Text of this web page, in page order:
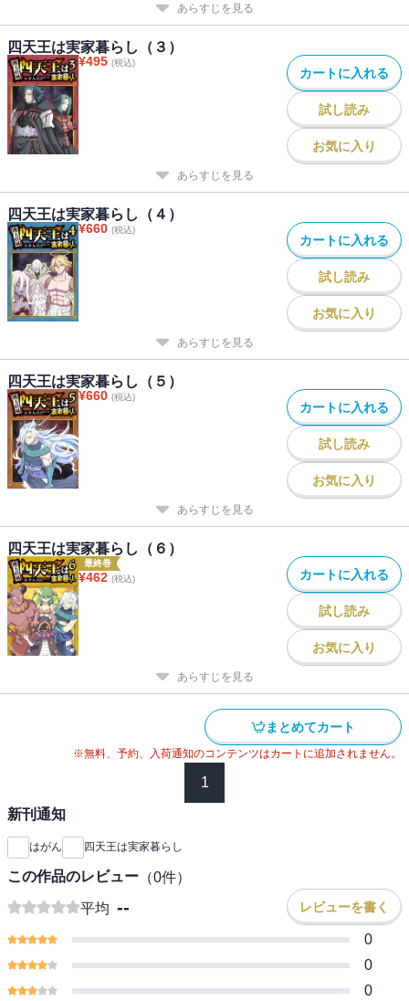
あらすじを見る
四天王は実家暮らし（３）
¥495 (税込)
カートに入れる
試し読み
お気に入り
あらすじを見る
四天王は実家暮らし（４）
¥660 (税込)
カートに入れる
試し読み
お気に入り
あらすじを見る
四天王は実家暮らし（５）
¥660 (税込)
カートに入れる
試し読み
お気に入り
あらすじを見る
四天王は実家暮らし（６）
最終巻
¥462 (税込) カートに入れる
試し読み
お気に入り
あらすじを見る
まとめてカート
※無料、予約、入荷通知のコンテンツはカートに追加されません。
1
新刊通知
はがん 四天王は実家暮らし
この作品のレビュー （0件）
平均 -- レビューを書く
0
0
0